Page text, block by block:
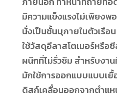
มีความแข็งแรงไม่เพียงพอ
นั่งเป็นชั้นบุภายในตัวเรือ
ใช้วัสดุอีลาสโตเมอร์หรือ
ผนึกที่ไม่รั่วซึม สำหรับงา
มักใช้การออกแบบแบบเ
ดิสก์เคลื่อนออกจากตำแ